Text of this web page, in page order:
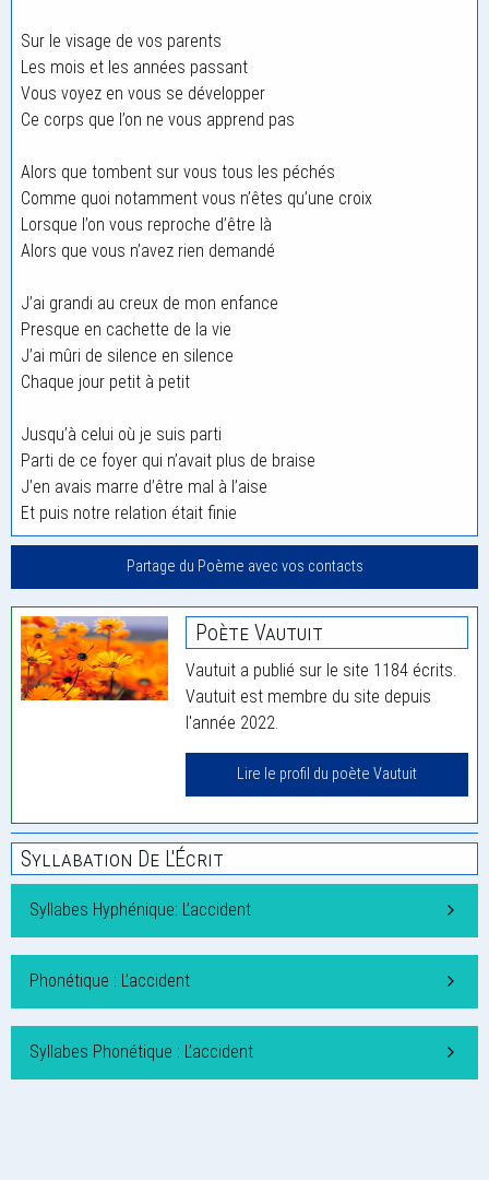
Sur le visage de vos parents
Les mois et les années passant
Vous voyez en vous se développer
Ce corps que l’on ne vous apprend pas
Alors que tombent sur vous tous les péchés
Comme quoi notamment vous n’êtes qu’une croix
Lorsque l’on vous reproche d’être là
Alors que vous n’avez rien demandé
J’ai grandi au creux de mon enfance
Presque en cachette de la vie
J’ai mûri de silence en silence
Chaque jour petit à petit
Jusqu’à celui où je suis parti
Parti de ce foyer qui n’avait plus de braise
J’en avais marre d’être mal à l’aise
Et puis notre relation était finie
Partage du Poème avec vos contacts
Poète Vautuit
Vautuit a publié sur le site 1184 écrits.
Vautuit est membre du site depuis
l'année 2022.
Lire le profil du poète Vautuit
Syllabation De L'Écrit
Syllabes Hyphénique: L’accident
Phonétique : L’accident
Syllabes Phonétique : L’accident